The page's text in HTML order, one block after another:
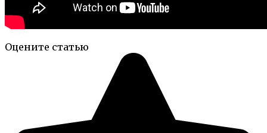
Оцените статью